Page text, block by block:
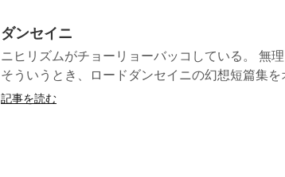
ダンセイニ
ニヒリズムがチョーリョーバッコしている。 無
そういうとき、ロードダンセイニの幻想短篇集を
記事を読む